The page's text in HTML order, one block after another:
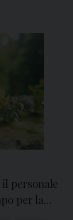
personale
per la